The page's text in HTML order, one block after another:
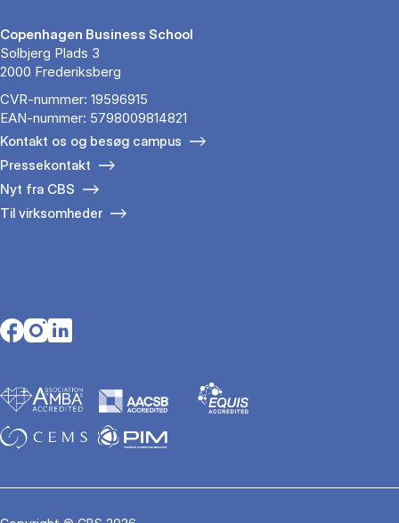
Copenhagen Business School
Solbjerg Plads 3
2000 Frederiksberg
CVR-nummer: 19596915
EAN-nummer: 5798009814821
Kontakt os og besøg campus
Pressekontakt
Nyt fra CBS
Til virksomheder
Opens in a new tab
Opens in a new tab
Opens in a new tab